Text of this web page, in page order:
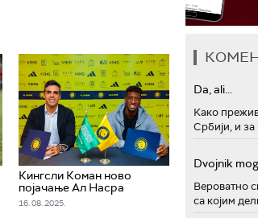
Кингсли Коман ново
појачање Ал Насра
16. 08. 2025.
Da, ali...
Како
Србији, и
Dvojnik
Вероватно
са којим